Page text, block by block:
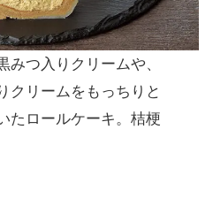
みつ入りクリームや、
クリームをもっちりと
たロールケーキ。桔梗